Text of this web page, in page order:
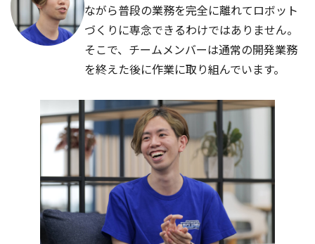
ながら普段の業務を完全に離れてロボット
づくりに専念できるわけではありません。
そこで、チームメンバーは通常の開発業務
を終えた後に作業に取り組んでいます。